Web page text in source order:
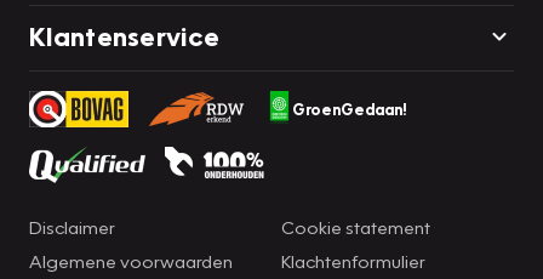
Klantenservice
GroenGedaan!
Disclaimer
Algemene voorwaarden
Cookie statement
Klachtenformulier